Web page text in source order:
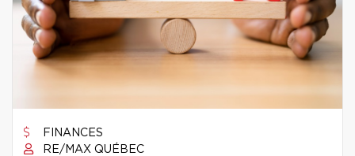
FINANCES
RE/MAX QUÉBEC